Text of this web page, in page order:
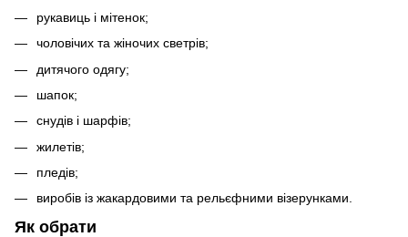
рукавиць і мітенок;
чоловічих та жіночих светрів;
дитячого одягу;
шапок;
снудів і шарфів;
жилетів;
пледів;
виробів із жакардовими та рельєфними візерунками.
Як обрати